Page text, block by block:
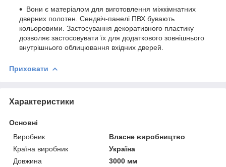
Вони є матеріалом для виготовлення міжкімнатних
дверних полотен. Сендвіч-панелі ПВХ бувають
кольоровими. Застосування декоративного пластику
дозволяє застосовувати їх для додаткового зовнішнього
внутрішнього облицювання вхідних дверей.
Приховати
Характеристики
Основні
Виробник
Власне виробництво
Країна виробник
Україна
Довжина
3000 мм